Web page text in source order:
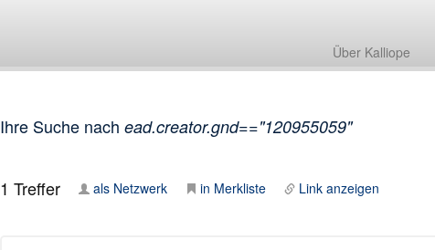
Über Kalliope
Ihre Suche nach ead.creator.gnd=="120955059"
1 Treffer als Netzwerk in Merkliste Link anzeigen